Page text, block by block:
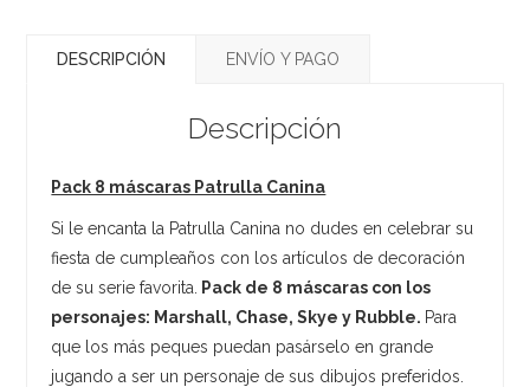
DESCRIPCIÓN ENVÍO Y PAGO
Descripción
Pack 8 máscaras Patrulla Canina
Si le encanta la Patrulla Canina no dudes en celebrar su
fiesta de cumpleaños con los artículos de decoración
de su serie favorita.
Pack de 8 máscaras con los
personajes: Marshall, Chase, Skye y Rubble. Para
que los más peques puedan pasárselo en grande
jugando a ser un personaje de sus dibujos preferidos.